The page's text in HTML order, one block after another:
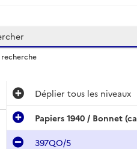
Déplier tous les niveaux
Papiers 1940 / Bonnet
397QO/5